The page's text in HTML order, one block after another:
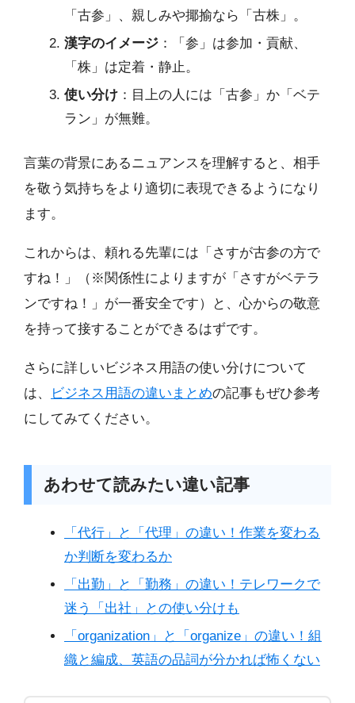
「古参」、親しみや揶揄なら「古株」。
漢字のイメージ ：「参」は参加・貢献、
「株」は定着・静止。
使い分け ：目上の人には「古参」か「ベテ
ラン」が無難。
言葉の背景にあるニュアンスを理解すると、相手
を敬う気持ちをより適切に表現できるようになり
ます。
これからは、頼れる先輩には「さすが古参の方で
すね！」（※関係性によりますが「さすがベテラ
ンですね！」が一番安全です）と、心からの敬意
を持って接することができるはずです。
さらに詳しいビジネス用語の使い分けについて
は、
ビジネス用語の違いまとめの記事もぜひ参考
にしてみてください。
あわせて読みたい違い記事
「代行」と「代理」の違い！作業を変わる
か判断を変わるか
「出勤」と「勤務」の違い！テレワークで
迷う「出社」との使い分けも
「organization」と「organize」の違い！組
織と編成、英語の品詞が分かれば怖くない